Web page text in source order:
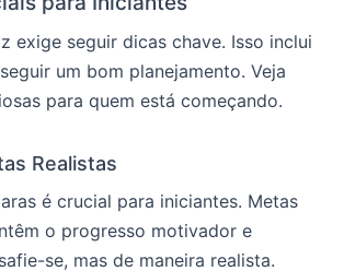
exige seguir dicas chave. Isso inclui
um bom planejamento. Veja
para quem está começando.
Realistas
é crucial para iniciantes. Metas
o progresso motivador e
se, mas de maneira realista.